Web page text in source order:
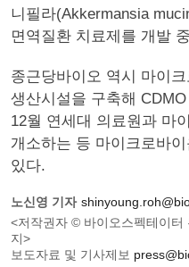
니필라(Akkermansia
면역질환 치료제를 개발
종근당바이오 역시 마이
생산시설을 구축해
12월 연세대 의료원과 마
개소하는 등 마이크로바
있다.
노신영 기자
<저작권자 © 바이오스펙테이터
지>
보도자료 및 기사제보